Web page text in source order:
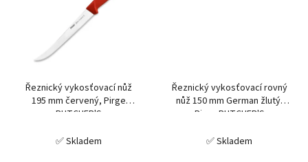
Řeznický vykosťovací nůž
195 mm červený, Pirge
BUTCHER'S
✅ Skladem
Řeznický vykosťovací rovný
nůž 150 mm German žlutý,
Pirge BUTCHER'S
✅ Skladem